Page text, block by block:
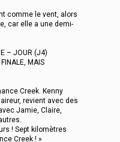
comme le vent, alors
car elle a une demi-
– JOUR (J4)
MAIS
Creek. Kenny
revient avec des
Jamie, Claire,
! Sept kilomètres
Creek ! »